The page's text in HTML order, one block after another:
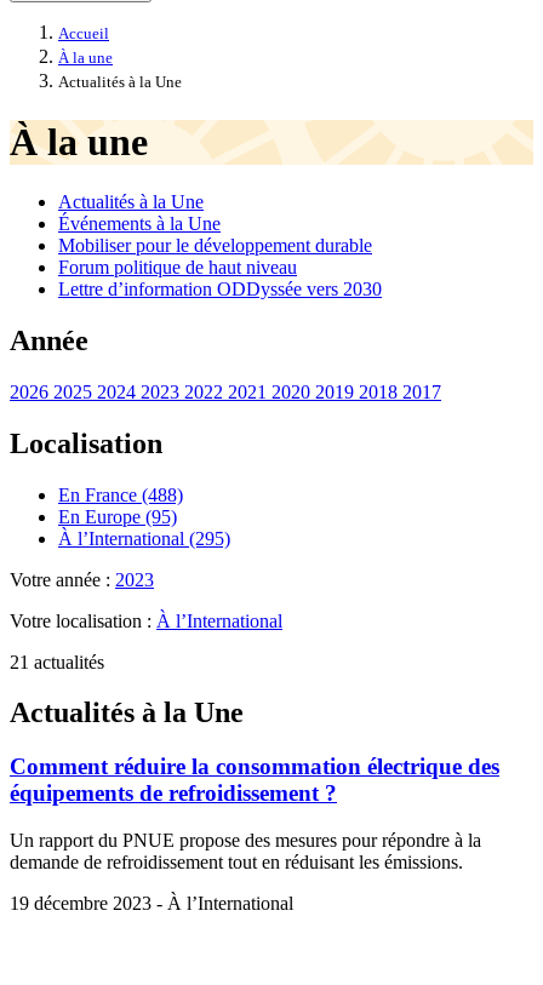
Accueil
À la une
Actualités à la Une
À la une
Actualités à la Une
Événements à la Une
Mobiliser pour le développement durable
Forum politique de haut niveau
Lettre d’information ODDyssée vers 2030
Année
2026 2025 2024 2023 2022 2021 2020 2019 2018 2017
Localisation
En France (488)
En Europe (95)
À l’International (295)
Votre année : 2023
Votre localisation : À l’International
21 actualités
Actualités à la Une
Comment réduire la consommation électrique des
équipements de refroidissement ?
Un rapport du PNUE propose des mesures pour répondre à la
demande de refroidissement tout en réduisant les émissions.
19 décembre 2023 - À l’International